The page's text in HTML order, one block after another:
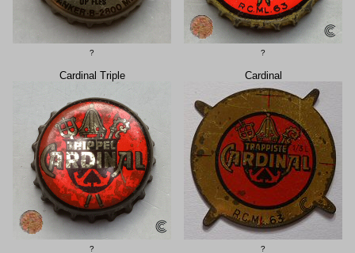
? ?
Cardinal Triple
?
Cardinal
?